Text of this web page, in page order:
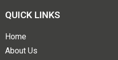
QUICK LINKS
Home
About Us